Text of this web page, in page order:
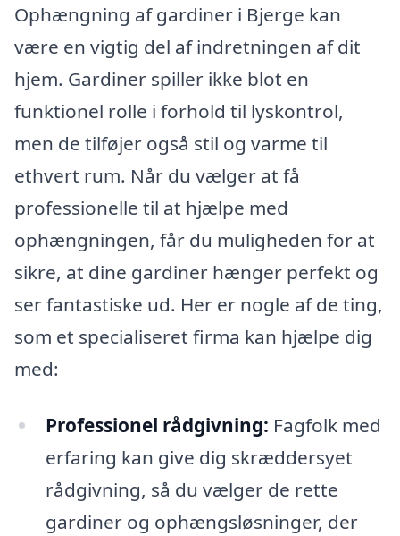
Ophængning af gardiner i Bjerge kan
være en vigtig del af indretningen af dit
hjem. Gardiner spiller ikke blot en
funktionel rolle i forhold til lyskontrol,
men de tilføjer også stil og varme til
ethvert rum. Når du vælger at få
professionelle til at hjælpe med
ophængningen, får du muligheden for at
sikre, at dine gardiner hænger perfekt og
ser fantastiske ud. Her er nogle af de ting,
som et specialiseret firma kan hjælpe dig
med:
Professionel rådgivning: Fagfolk med
erfaring kan give dig skræddersyet
rådgivning, så du vælger de rette
gardiner og ophængsløsninger, der